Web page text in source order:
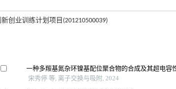
创业训练计划项目(201210500039)